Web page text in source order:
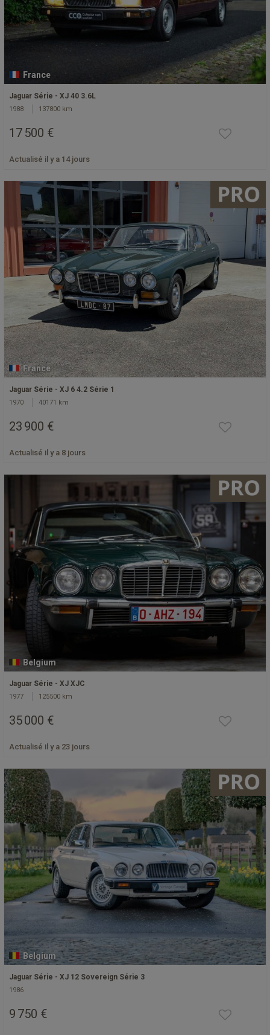
France
Jaguar Série - XJ 40 3.6L
1988 137800 km
17 500 €
Actualisé il y a 14 jours
France
Jaguar Série - XJ 6 4.2 Série 1
1970 40171 km
23 900 €
Actualisé il y a 8 jours
Belgium
Jaguar Série - XJ XJC
1977 125500 km
35 000 €
Actualisé il y a 23 jours
Belgium
Jaguar Série - XJ 12 Sovereign Série 3
1986
9 750 €